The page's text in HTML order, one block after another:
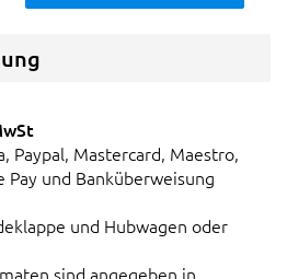
Paypal, Mastercard, Maestro,
Pay und Banküberweisung
und Hubwagen oder
sind angegeben in